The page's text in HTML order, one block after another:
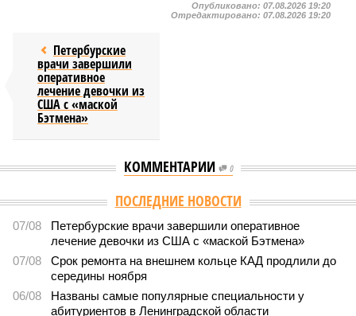
Опубликовано: 07.08.2026 19:20
Отредактировано: 07.08.2026 19:20
Петербурские
врачи завершили
оперативное
лечение девочки из
США с «маской
Бэтмена»
КОММЕНТАРИИ 0
Версия //Власть //Названы главные мифы на тему летнего отключения
Названы главные мифы на тему летнего отключения
горячей воды в Петербурге
Домыслы и реальность